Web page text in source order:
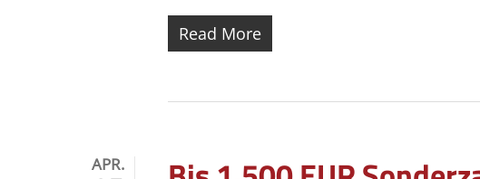
Read More
APR.